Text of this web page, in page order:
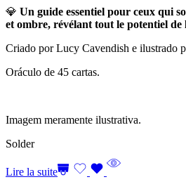
💎 Un guide essentiel pour ceux qui
et ombre, révélant tout le potentiel de
Criado por Lucy Cavendish e ilustrado
Oráculo de 45 cartas.
Imagem meramente ilustrativa.
Solder
Lire la suite